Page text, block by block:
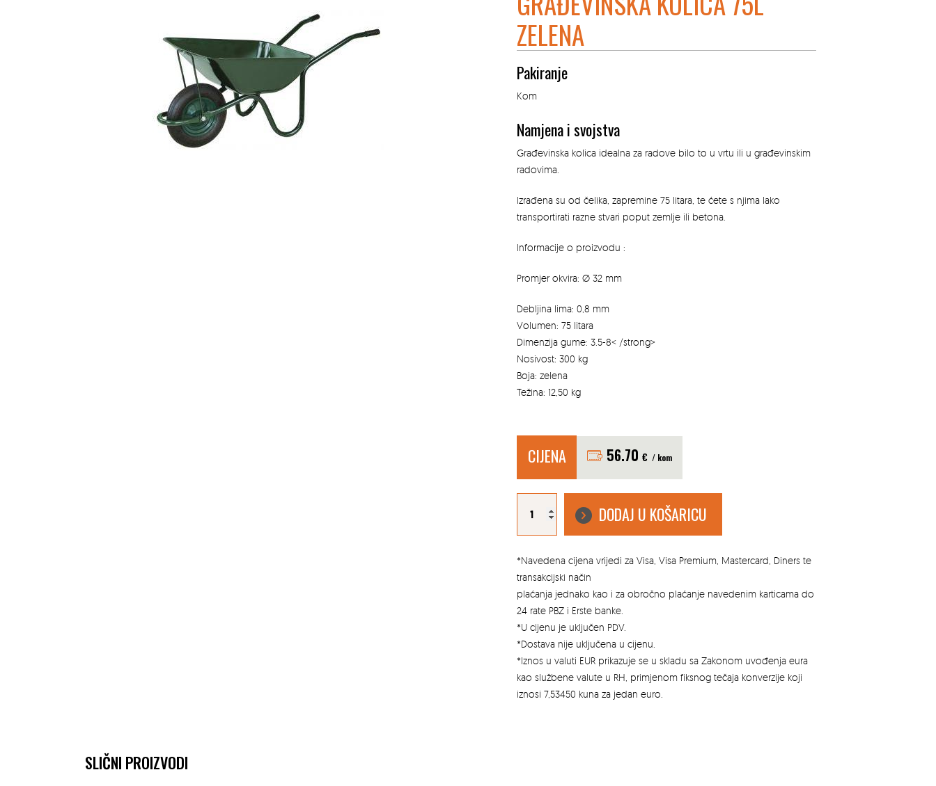
ZELENA
Pakiranje
Kom
Namjena i svojstva
Građevinska kolica idealna za radove bilo to u vrtu ili u građevinskim
radovima.
Izrađena su od čelika, zapremine 75 litara, te ćete s njima lako
transportirati razne stvari poput zemlje ili betona.
Informacije o proizvodu :
Promjer okvira: Ø 32 mm
Debljina lima: 0,8 mm
Volumen: 75 litara
Dimenzija gume: 3.5-8< /strong>
Nosivost: 300 kg
Boja: zelena
Težina: 12,50 kg
CIJENA 56.70 € / kom
GRAĐEVINSKA
ZELENA
DODAJ U KOŠARICU
*Navedena cijena vrijedi za Visa, Visa Premium, Mastercard, Diners te
transakcijski način
plaćanja jednako kao i za obročno plaćanje navedenim karticama do
24 rate PBZ i Erste banke.
*U cijenu je uključen PDV.
*Dostava nije uključena u cijenu.
*Iznos u valuti EUR prikazuje se u skladu sa Zakonom uvođenja eura
kao službene valute u RH, primjenom fiksnog tečaja konverzije koji
iznosi 7,53450 kuna za jedan euro.
SLIČNI PROIZVODI